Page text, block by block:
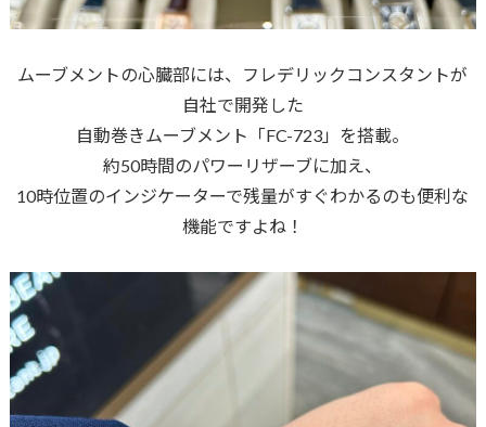
ムーブメントの心臓部には、フレデリックコンスタントが
自社で開発した
自動巻きムーブメント「FC-723」を搭載。
約50時間のパワーリザーブに加え、
10時位置のインジケーターで残量がすぐわかるのも便利な
機能ですよね！